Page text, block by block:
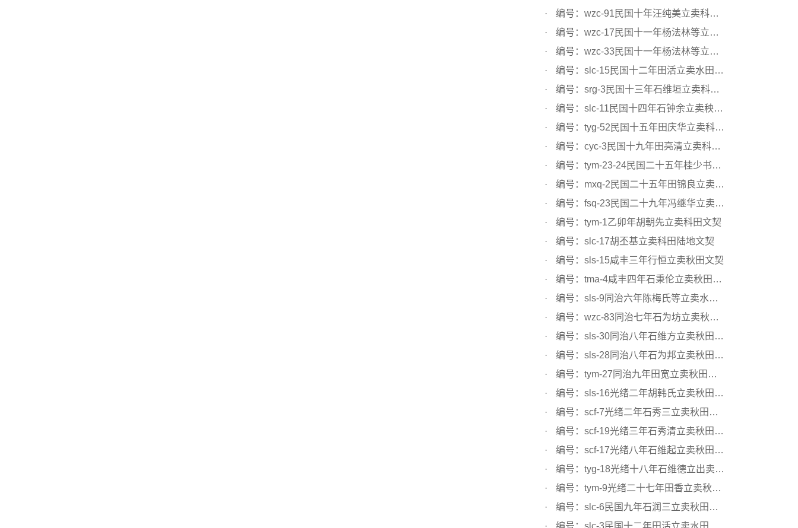
编号：wzc-91民国十年汪纯美立卖科田文契
编号：wzc-17民国十一年杨法林等立卖科田文契
编号：wzc-33民国十一年杨法林等立卖科田文契
编号：slc-15民国十二年田活立卖水田文契
编号：srg-3民国十三年石维垣立卖科田文契
编号：slc-11民国十四年石钟余立卖秧田文契
编号：tyg-52民国十五年田庆华立卖科田文契
编号：cyc-3民国十九年田亮清立卖科田文契
编号：tym-23-24民国二十五年桂少书立卖科田文契
编号：mxq-2民国二十五年田锦良立卖科田文契
编号：fsq-23民国二十九年冯继华立卖水田文契
编号：tym-1乙卯年胡朝先立卖科田文契
编号：slc-17胡丕基立卖科田陆地文契
编号：sls-15咸丰三年行恒立卖秋田文契
编号：tma-4咸丰四年石秉伦立卖秋田文契
编号：sls-9同治六年陈梅氏等立卖水田文契
编号：wzc-83同治七年石为坊立卖秋田文契
编号：sls-30同治八年石维方立卖秋田文契
编号：sls-28同治八年石为邦立卖秋田文契
编号：tym-27同治九年田宽立卖秋田文约
编号：sls-16光绪二年胡韩氏立卖秋田文契
编号：scf-7光绪二年石秀三立卖秋田文契
编号：scf-19光绪三年石秀清立卖秋田文契
编号：scf-17光绪八年石维起立卖秋田文契
编号：tyg-18光绪十八年石维德立出卖秋田文契
编号：tym-9光绪二十七年田香立卖秋田文约
编号：slc-6民国九年石润三立卖秋田文契
编号：slc-3民国十二年田活立卖水田文契